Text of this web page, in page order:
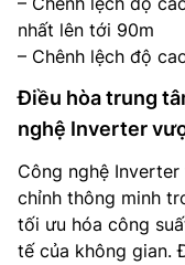
nhất lên tới 90m
– Chênh lệch độ
Điều hòa trung
nghệ Inverter
Công nghệ
chỉnh thông minh
tối ưu hóa công
tế của không gian.